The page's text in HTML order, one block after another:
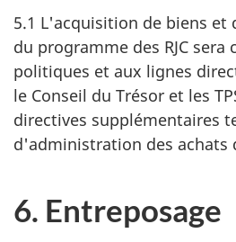
5.1 L'acquisition de biens et
du programme des RJC sera
politiques et aux lignes
le Conseil du Trésor et les
directives supplémentaires
d'administration des achats
6. Entreposage